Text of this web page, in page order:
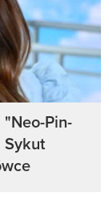
Pin-
Sykut